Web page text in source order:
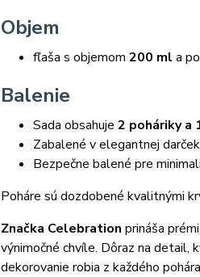
Objem
fľaša s objemom200 mla
Balenie
Sada obsahuje2 poháriky a
Zabalené v elegantnej
Bezpečne balené pre
Poháre sú dozdobené kvalitnými
Značka Celebrationprináša
výnimočné chvíle. Dôraz na detail,
dekorovanie robia z každého